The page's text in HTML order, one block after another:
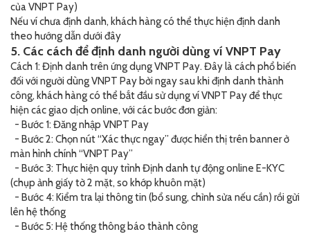
của VNPT Pay)
Nếu ví chưa định danh, khách hàng có thể thực hiện định danh
theo hướng dẫn dưới đây
5. Các cách để định danh người dùng ví VNPT Pay
Cách 1: Định danh trên ứng dụng VNPT Pay. Đây là cách phổ biến
đối với người dùng VNPT Pay bởi ngay sau khi định danh thành
công, khách hàng có thể bắt đầu sử dụng ví VNPT Pay để thực
hiện các giao dịch online, với các bước đơn giản:
- Bước 1: Đăng nhập VNPT Pay
- Bước 2: Chọn nút “Xác thực ngay” được hiển thị trên banner ở
màn hình chính “VNPT Pay”
- Bước 3: Thực hiện quy trình Định danh tự động online E-KYC
(chụp ảnh giấy tờ 2 mặt, so khớp khuôn mặt)
- Bước 4: Kiểm tra lại thông tin (bổ sung, chỉnh sửa nếu cần) rồi gửi
lên hệ thống
- Bước 5: Hệ thống thông báo thành công